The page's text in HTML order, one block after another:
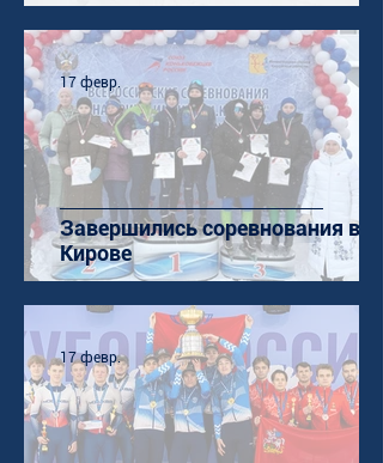
Завершились соревнования в
Кирове
17 февр.
17 февр.